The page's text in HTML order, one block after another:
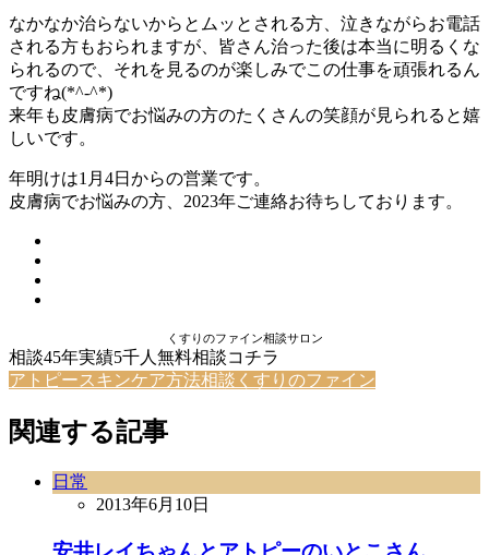
なかなか治らないからとムッとされる方、泣きながらお電話
される方もおられますが、皆さん治った後は本当に明るくな
られるので、それを見るのが楽しみでこの仕事を頑張れるん
ですね(*^-^*)
来年も皮膚病でお悩みの方のたくさんの笑顔が見られると嬉
しいです。
年明けは1月4日からの営業です。
皮膚病でお悩みの方、2023年ご連絡お待ちしております。
くすりのファイン相談サロン
相談45年実績5千人無料相談コチラ
アトピースキンケア方法相談くすりのファイン
関連する記事
日常
2013年6月10日